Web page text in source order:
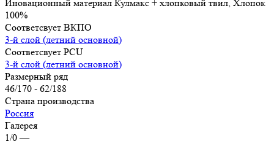
Иновационный материал Кулмакс + хлопковый твил, Хлопок
100%
Соответсвует ВКПО
3-й слой (летний основной)
Соответсвует PCU
3-й слой (летний основной)
Размерный ряд
46/170 - 62/188
Страна производства
Россия
Галерея
1/0 —